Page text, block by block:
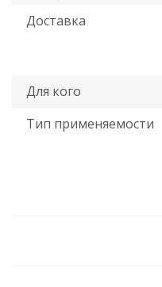
Доставка
Для кого
Тип применяемости